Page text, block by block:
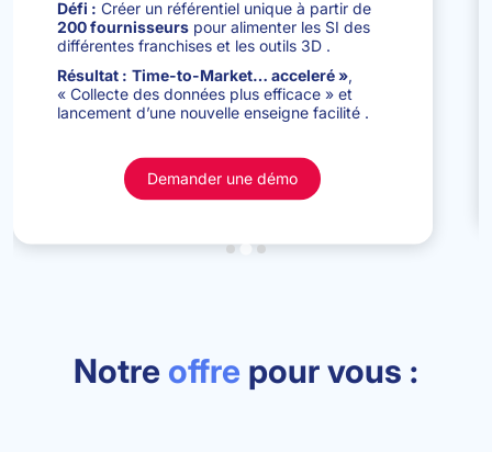
Défi : Créer un référentiel unique à partir de
200 fournisseurs pour alimenter les SI des
différentes franchises et les outils 3D .
Résultat : Time-to-Market… acceleré »,
« Collecte des données plus efficace » et
lancement d’une nouvelle enseigne facilité .
Demander une démo
Notre offre pour vous :